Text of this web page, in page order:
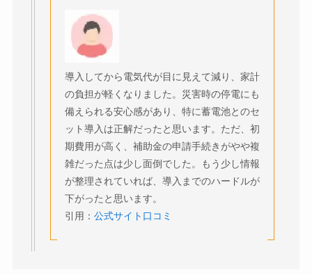
導入してから電気代が目に見えて減り、家計
の負担が軽くなりました。災害時の停電にも
備えられる安心感があり、特に蓄電池とのセ
ット導入は正解だったと思います。ただ、初
期費用が高く、補助金の申請手続きがやや複
雑だった点は少し面倒でした。もう少し情報
が整理されていれば、導入までのハードルが
下がったと思います。
引用： 公式サイト口コミ